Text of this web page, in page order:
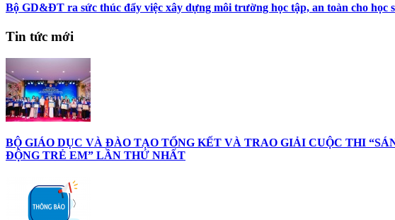
Bộ GD&ĐT ra sức thúc đẩy việc xây dựng môi trường học tập, an toàn cho học
Tin tức mới
BỘ GIÁO DỤC VÀ ĐÀO TẠO TỔNG KẾT VÀ TRAO GIẢI CUỘC THI
ĐỘNG TRẺ EM” LẦN THỨ NHẤT